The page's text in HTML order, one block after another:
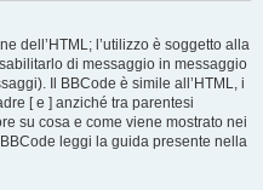
dell’HTML; l’utilizzo è soggetto alla
di messaggio in messaggio
Il BBCode è simile all’HTML, i
[ e ] anziché tra parentesi
su cosa e come viene mostrato nei
leggi la guida presente nella